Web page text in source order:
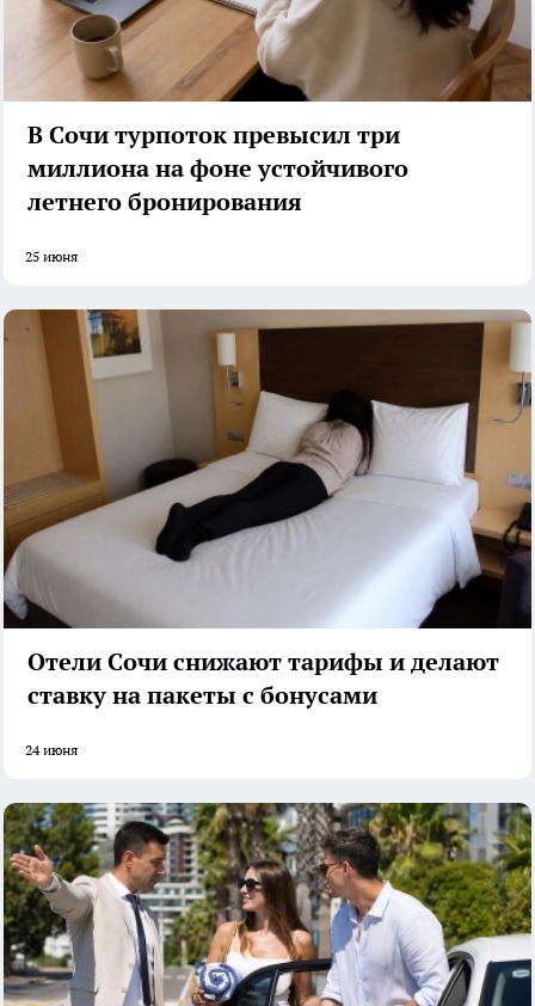
В Сочи турпоток превысил три
миллиона на фоне устойчивого
летнего бронирования
25 июня
Отели Сочи снижают тарифы и делают
ставку на пакеты с бонусами
24 июня